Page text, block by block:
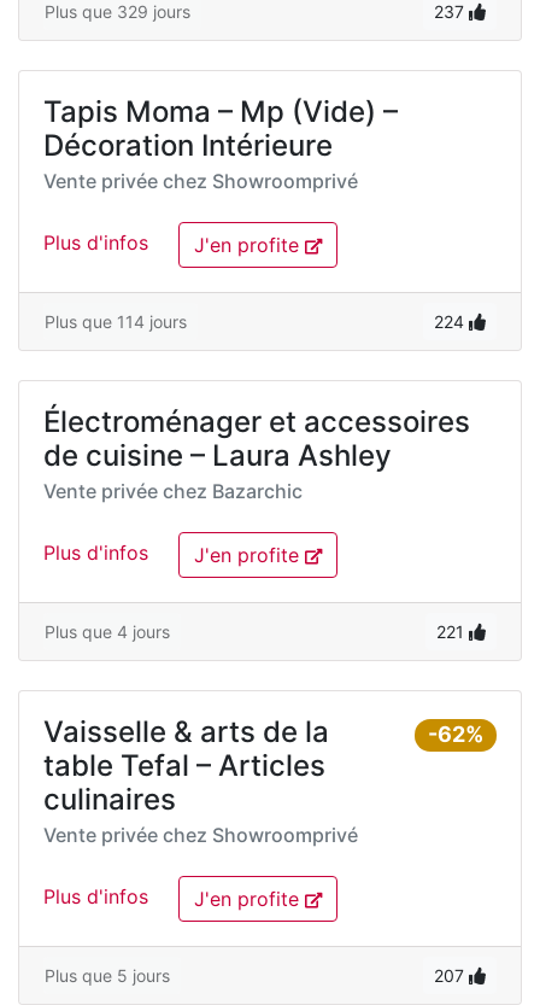
Plus que 329 jours 237
Tapis Moma – Mp (Vide) –
Décoration Intérieure
Vente privée chez Showroomprivé
Plus d'infos J'en profite
Plus que 114 jours 224
Électroménager et accessoires
de cuisine – Laura Ashley
Vente privée chez Bazarchic
Plus d'infos J'en profite
Plus que 4 jours 221
-62%
Vaisselle & arts de la
table Tefal – Articles
culinaires
Vente privée chez Showroomprivé
Plus d'infos J'en profite
Plus que 5 jours 207